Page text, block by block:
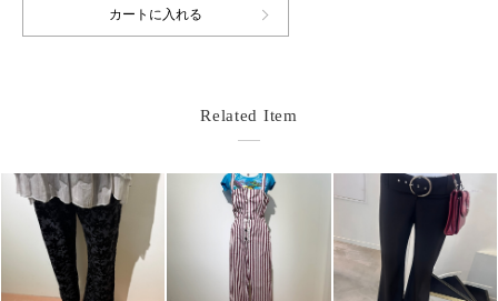
Related Item